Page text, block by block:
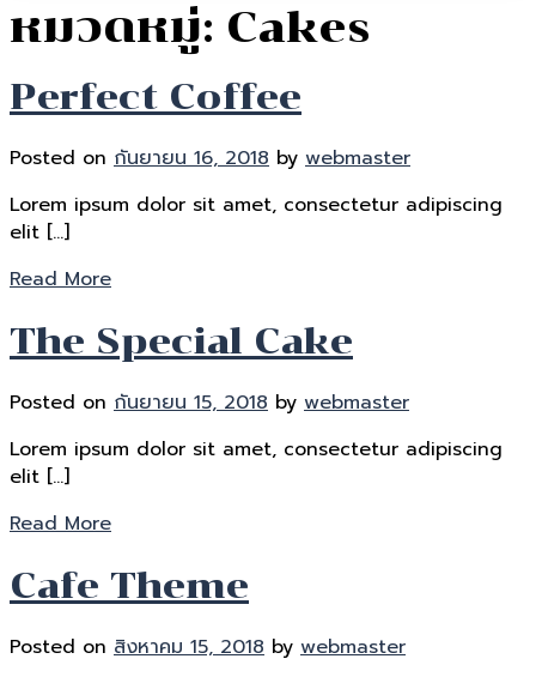
หมวดหมู่: Cakes
Perfect Coffee
Posted on กันยายน 16, 2018 by webmaster
Lorem ipsum dolor sit amet, consectetur adipiscing
elit […]
Read More
The Special Cake
Posted on กันยายน 15, 2018 by webmaster
Lorem ipsum dolor sit amet, consectetur adipiscing
elit […]
Read More
Cafe Theme
Posted on สิงหาคม 15, 2018 by webmaster